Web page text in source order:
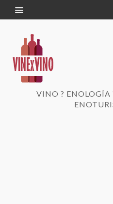
VINO ? ENOLOGÍA